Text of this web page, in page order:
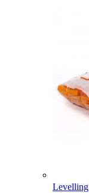
Levelling